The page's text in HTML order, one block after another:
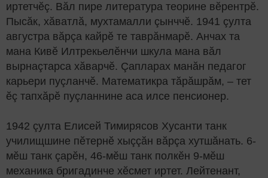
иртетчӗç. Вăл пире литература теорине вӗрентрӗ.
Пысăк, хăватлă, мухтамалли çынччӗ. 1941 çулта
августра вăрçа кайрӗ те таврăнмарӗ. Анчах та
мана Кивӗ Илтрекьелӗнчи шкула мана вăл
вырнаçтарса хăварчӗ. Çапларах манăн педагог
карьери пуçланчӗ. Математикра тăрăшрăм, – тет
ӗç тапхăрӗ пуçланнине аса илсе пенсионер.
1942 çулта Елисей Тимирясов Хусанти танк
училищшине пӗтернӗ хыççăн вăрçа хутшăнать. 6-
мӗш танк çарӗн, 46-мӗш танк полкӗн 9-мӗш
механика бригадинче хӗсмет иртет. Лейтенант,